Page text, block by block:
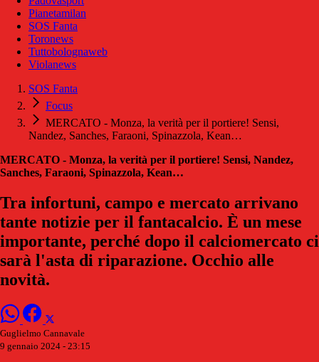
Pianetamilan
SOS Fanta
Toronews
Tuttobolognaweb
Violanews
SOS Fanta
Focus
MERCATO - Monza, la verità per il portiere! Sensi,
Nandez, Sanches, Faraoni, Spinazzola, Kean…
MERCATO - Monza, la verità per il portiere! Sensi, Nandez,
Sanches, Faraoni, Spinazzola, Kean…
Tra infortuni, campo e mercato arrivano
tante notizie per il fantacalcio. È un mese
importante, perché dopo il calciomercato ci
sarà l'asta di riparazione. Occhio alle
novità.
Guglielmo Cannavale
9 gennaio 2024 - 23:15